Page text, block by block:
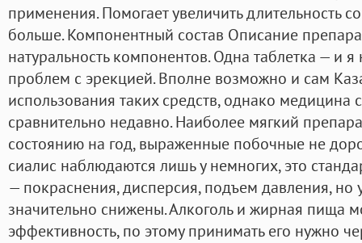
применения. Помогает увеличить длительность
больше. Компонентный состав Описание
натуральность компонентов. Одна таблетка — и
проблем с эрекцией. Вполне возможно и сам
использования таких средств, однако медицина
сравнительно недавно. Наиболее мягкий
состоянию на год, выраженные побочные не
сиалис наблюдаются лишь у немногих, это
— покраснения, дисперсия, подъем давления,
значительно снижены. Алкоголь и жирная пища
эффективность, по этому принимать его нужно